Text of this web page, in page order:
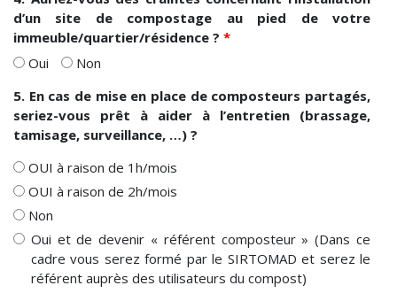
d’un site de compostage au pied de votre
immeuble/quartier/résidence ? *
Oui
Non
5. En cas de mise en place de composteurs partagés,
seriez-vous prêt à aider à l’entretien (brassage,
tamisage, surveillance, …) ?
OUI à raison de 1h/mois
OUI à raison de 2h/mois
Non
Oui et de devenir « référent composteur » (Dans ce
cadre vous serez formé par le SIRTOMAD et serez le
référent auprès des utilisateurs du compost)